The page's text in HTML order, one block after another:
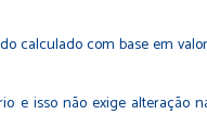
calculado com base em
e isso não exige alteração